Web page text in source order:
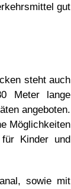
gut
steht auch
Meter lange
angeboten.
Möglichkeiten
Kinder und
sowie mit